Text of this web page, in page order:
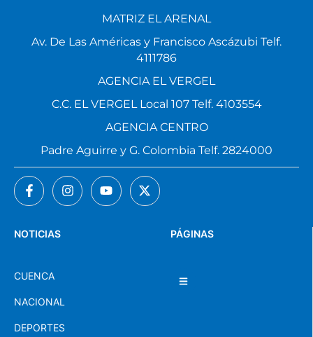
PÁGINAS
NOTICIAS
CUENCA
NACIONAL
DEPORTES
MATRIZ EL ARENAL
Av. De Las Américas y Francisco Ascázubi Telf.
4111786
AGENCIA EL VERGEL
C.C. EL VERGEL Local 107 Telf. 4103554
AGENCIA CENTRO
Padre Aguirre y G. Colombia Telf. 2824000